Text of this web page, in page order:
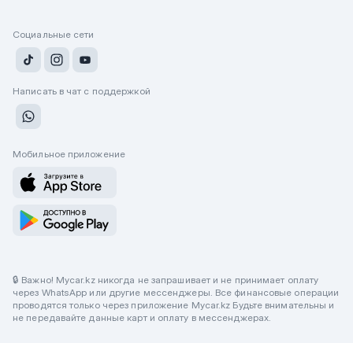
Социальные сети
Написать в чат с поддержкой
Мобильное приложение
🔒 Важно! Mycar.kz никогда не запрашивает и не принимает оплату
через WhatsApp или другие мессенджеры. Все финансовые операции
проводятся только через приложение Mycar.kz Будьте внимательны и
не передавайте данные карт и оплату в мессенджерах.